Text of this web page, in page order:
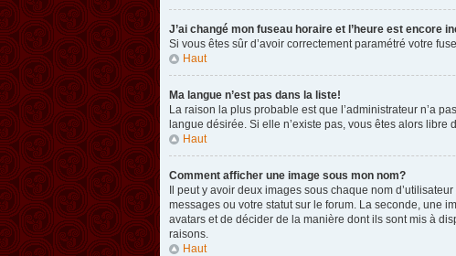
J’ai changé mon fuseau horaire et l’heure est encore
Si vous êtes sûr d’avoir correctement paramétré votre
Haut
Ma langue n’est pas dans la liste!
La raison la plus probable est que l’administrateur n’a
langue désirée. Si elle n’existe pas, vous êtes alors
Haut
Comment afficher une image sous mon nom?
Il peut y avoir deux images sous chaque nom
messages ou votre statut sur le forum. La seconde, une
avatars et de décider de la manière dont ils sont mis à
raisons.
Haut